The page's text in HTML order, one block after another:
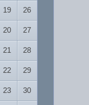
19 26
20 27
21 28
22 29
23 30